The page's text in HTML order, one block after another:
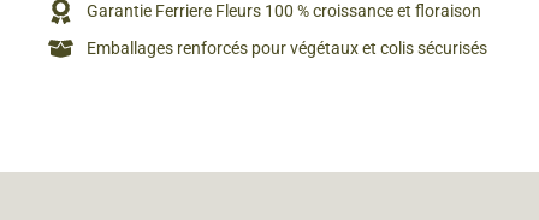
Garantie Ferriere Fleurs 100 % croissance et floraison
Emballages renforcés pour végétaux et colis sécurisés